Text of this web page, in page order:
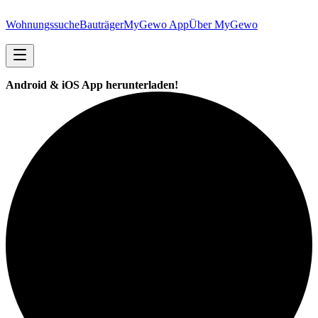
WohnungssucheBauträgerMyGewo AppÜber MyGewo
Android & iOS App herunterladen!